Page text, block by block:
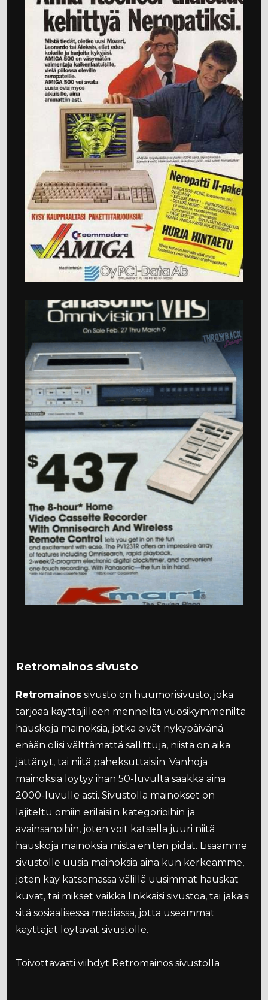
Retromainos sivusto
Retromainos sivusto on huumorisivusto, joka
tarjoaa käyttäjilleen menneiltä vuosikymmeniltä
hauskoja mainoksia, jotka eivät nykypäivänä
enään olisi välttämättä sallittuja, niistä on aika
jättänyt, tai niitä paheksuttaisiin. Vanhoja
mainoksia löytyy ihan 50-luvulta saakka aina
2000-luvulle asti. Sivustolla mainokset on
lajiteltu omiin erilaisiin kategorioihin ja
avainsanoihin, joten voit katsella juuri niitä
hauskoja mainoksia mistä eniten pidät. Lisäämme
sivustolle uusia mainoksia aina kun kerkeämme,
joten käy katsomassa välillä uusimmat hauskat
kuvat, tai mikset vaikka linkkaisi sivustoa, tai jakaisi
sitä sosiaalisessa mediassa, jotta useammat
käyttäjät löytävät sivustolle.
Toivottavasti viihdyt Retromainos sivustolla